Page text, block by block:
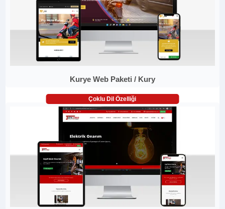
Kurye Web Paketi / Kury
Çoklu Dil Özelliği